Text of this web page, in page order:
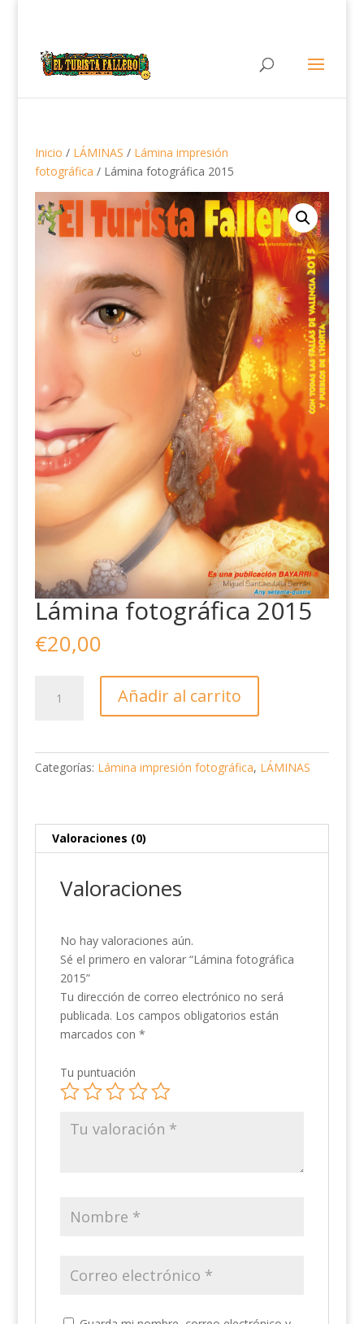
Inicio / LÁMINAS / Lámina impresión
fotográfica / Lámina fotográfica 2015
Lámina fotográfica 2015
€20,00
fotográfica
Añadir al carrito
Categorías: Lámina impresión fotográfica, LÁMINAS
Valoraciones (0)
Valoraciones
No hay valoraciones aún.
Sé el primero en valorar “Lámina fotográfica
2015”
Tu dirección de correo electrónico no será
publicada. Los campos obligatorios están
marcados con *
Tu puntuación